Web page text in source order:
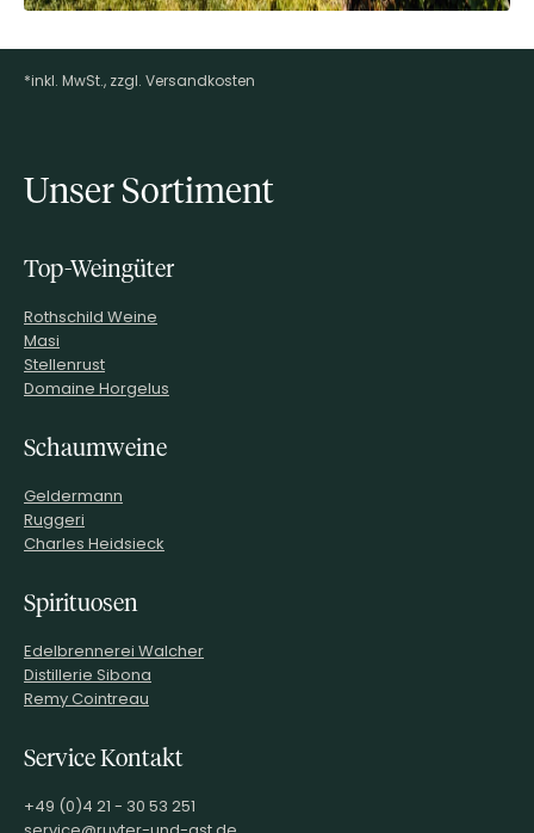
Footer-Menü
*inkl. MwSt., zzgl. Versandkosten
Unser Sortiment
Top-Weingüter
Rothschild Weine
Masi
Stellenrust
Domaine Horgelus
Schaumweine
Geldermann
Ruggeri
Charles Heidsieck
Spirituosen
Edelbrennerei Walcher
Distillerie Sibona
Remy Cointreau
Service Kontakt
+49 (0)4 21 - 30 53 251